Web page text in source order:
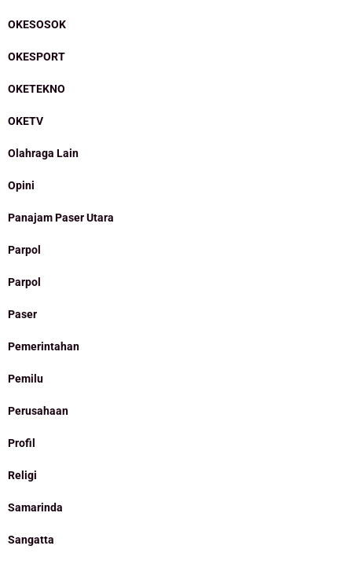
OKESOSOK
OKESPORT
OKETEKNO
OKETV
Olahraga Lain
Opini
Panajam Paser Utara
Parpol
Parpol
Paser
Pemerintahan
Pemilu
Perusahaan
Profil
Religi
Samarinda
Sangatta